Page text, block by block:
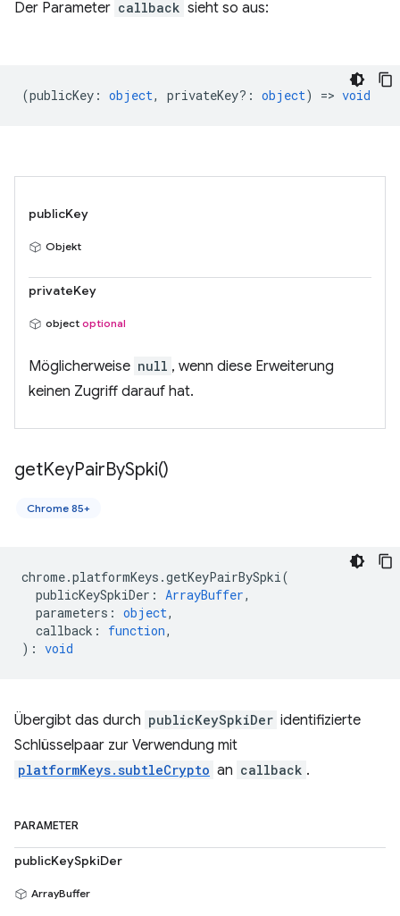
Der Parameter callback sieht so aus:
(publicKey : object, privateKey? : object) => void
publicKey
Objekt
privateKey
object optional
Möglicherweise null , wenn diese Erweiterung
keinen Zugriff darauf hat.
getKeyPairBySpki()
Chrome 85+
chrome.platformKeys .getKeyPairBySpki(
publicKeySpkiDer : ArrayBuffer,
parameters : object,
callback : function,
) : void
Übergibt das durch publicKeySpkiDer identifizierte
Schlüsselpaar zur Verwendung mit
platformKeys.subtleCrypto an callback .
PARAMETER
publicKeySpkiDer
ArrayBuffer